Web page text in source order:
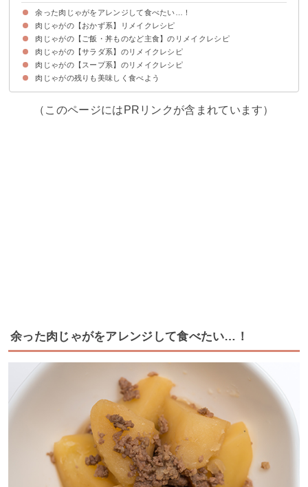
余った肉じゃがをアレンジして食べたい…！
肉じゃがの【おかず系】リメイクレシピ
①豆腐入りコロッケ
②グラタン
③オムレツ
④お好み焼き
⑤肉じゃが巻き卵
⑥肉じゃが春巻き
⑦キッシュ
肉じゃがの【ご飯・丼ものなど主食】のリメイクレシピ
①カレーライス
②ドリア
③ハヤシライス
④煮込みうどん
⑤カレーうどん
⑥炊き込みご飯
⑦卵を使った肉じゃが丼
肉じゃがの【サラダ系】のリメイクレシピ
①肉じゃがサラダ
②ポテトサラダ
肉じゃがの【スープ系】のリメイクレシピ
①ミネストローネ
②ポタージュ
③ミルクスープ
④豚汁
肉じゃがの残りも美味しく食べよう
（このページにはPRリンクが含まれています）
余った肉じゃがをアレンジして食べたい…！